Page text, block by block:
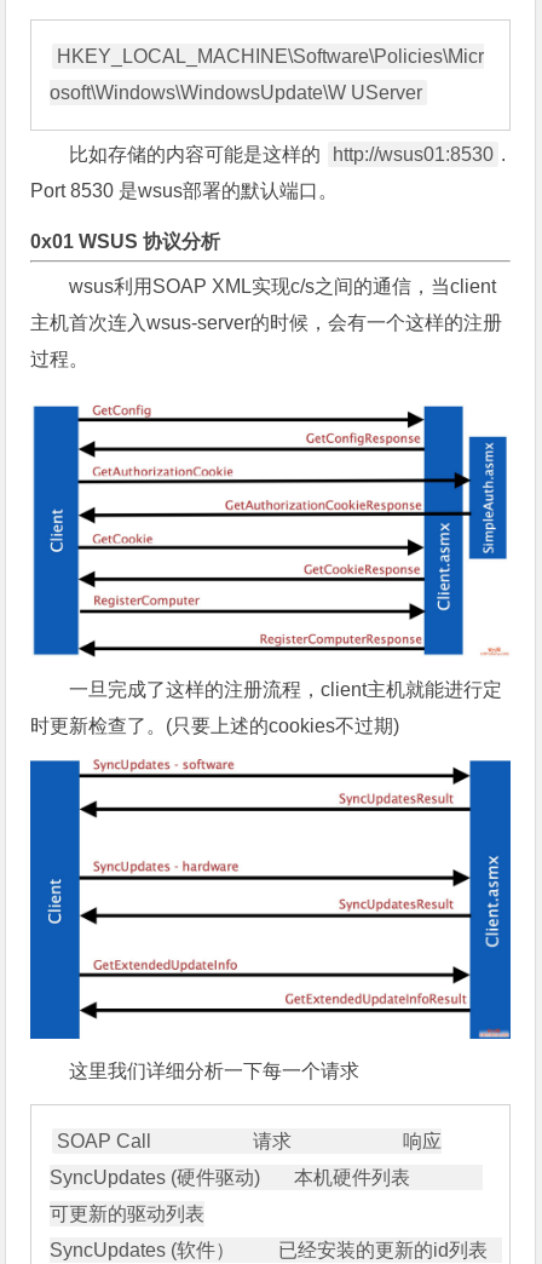
HKEY_LOCAL_MACHINE\Software\Policies\Micr
比如存储的内容可能是这样的 http://wsus01:8530 .
Port 8530 是wsus部署的默认端口。
0x01 WSUS 协议分析
wsus利用SOAP XML实现c/s之间的通信，当client
主机首次连入wsus-server的时候，会有一个这样的注册
过程。
一旦完成了这样的注册流程，client主机就能进行定
时更新检查了。(只要上述的cookies不过期)
这里我们详细分析一下每一个请求
SOAP Call                     请求                       响应
SyncUpdates (硬件驱动)       本机硬件列表
可更新的驱动列表
SyncUpdates (软件）         已经安装的更新的id列表